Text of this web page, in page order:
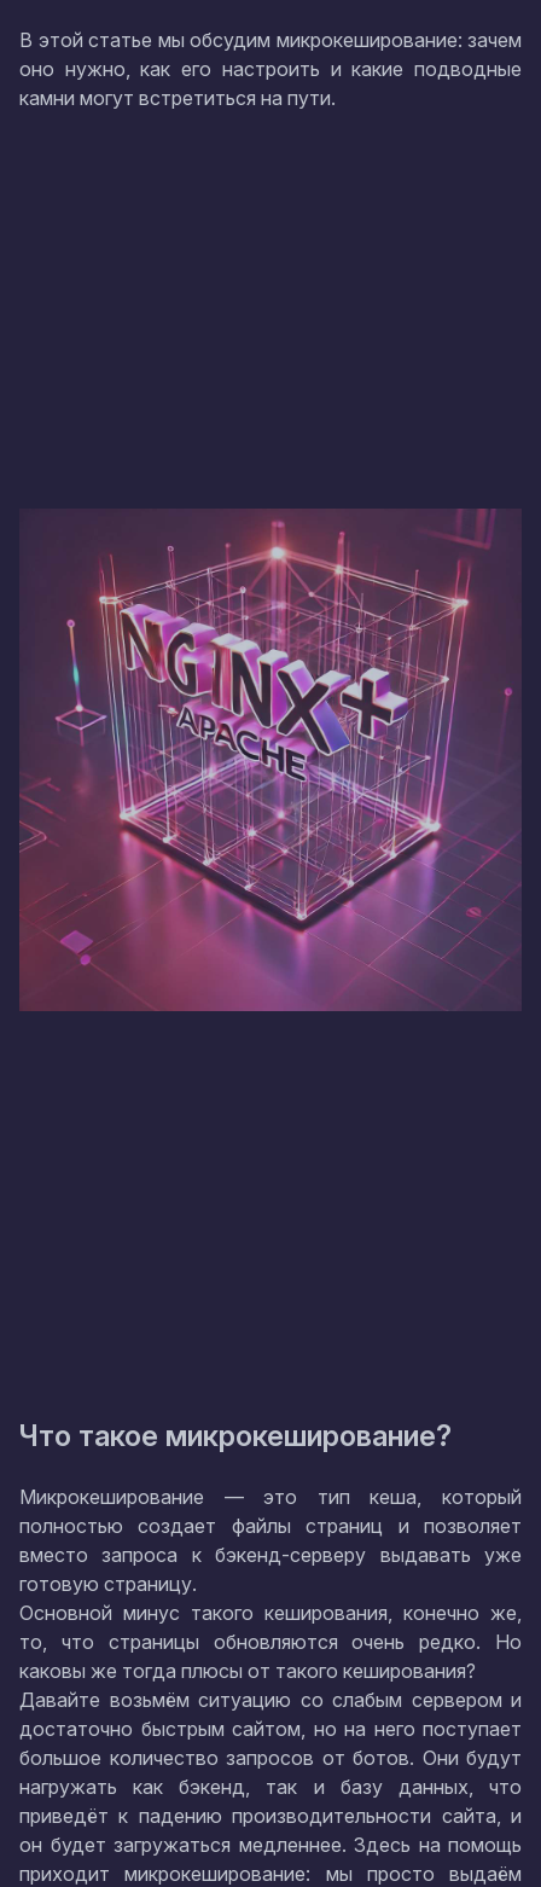
В этой статье мы обсудим микрокеширование: зачем
оно нужно, как его настроить и какие подводные
камни могут встретиться на пути.
Что такое микрокеширование?
Микрокеширование — это тип кеша, который
полностью создает файлы страниц и позволяет
вместо запроса к бэкенд-серверу выдавать уже
готовую страницу.
Основной минус такого кеширования, конечно же,
то, что страницы обновляются очень редко. Но
каковы же тогда плюсы от такого кеширования?
Давайте возьмём ситуацию со слабым сервером и
достаточно быстрым сайтом, но на него поступает
большое количество запросов от ботов. Они будут
нагружать как бэкенд, так и базу данных, что
приведёт к падению производительности сайта, и
он будет загружаться медленнее. Здесь на помощь
приходит микрокеширование: мы просто выдаём